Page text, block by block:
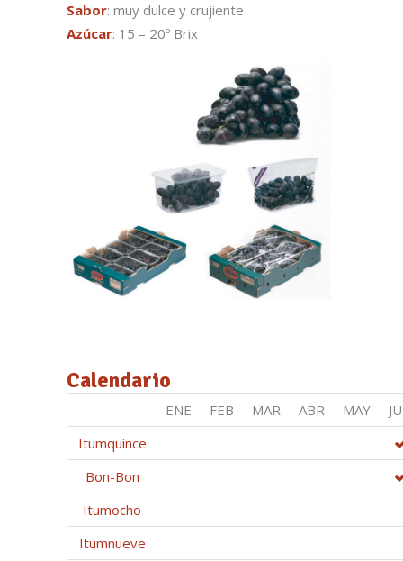
Sabor: muy dulce y crujiente
Azúcar: 15 – 20º Brix
Calendario
ENE FEB MAR ABR MAY
Itumquince
Bon-Bon
Itumocho
Itumnueve